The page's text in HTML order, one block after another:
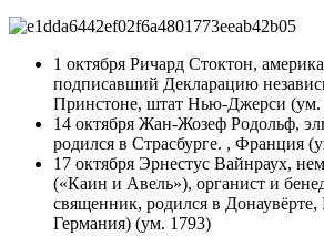
1 октября Ричард Стоктон,
подписавший Декларацию
Принстоне, штат Нью-Джерси (ум.
14 октября Жан-Жозеф Родольф,
родился в Страсбурге. , Франция
17 октября Эрнестус Вайнраух,
(«Каин и Авель»), органист и
священник, родился в
Германия) (ум. 1793)